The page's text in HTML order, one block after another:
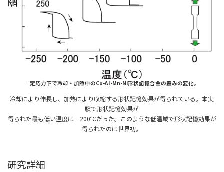
一定応力下で冷却・加熱中のCu-Al-Mn-Ni形状記憶合金の歪みの変化。
冷却により伸長し、加熱により収縮する形状記憶効果が得られている。本実
験で形状記憶効果が
得られた最も低い温度は－200℃だった。このような低温域で形状記憶効果が
得られたのは世界初。
研究詳細